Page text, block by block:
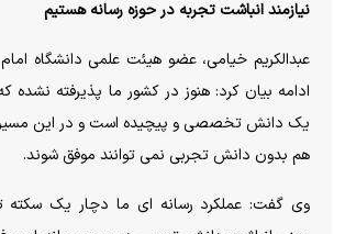
نیازمند انباشت تجربه در حوزه رسانه هستیم
عبدالکریم خیامی، عضو هیئت علمی دانشگاه
ادامه بیان کرد: هنوز در کشور ما پذیرفته نشده
یک دانش تخصصی و پیچیده است و در این مسیر
هم بدون دانش تجربی نمی توانند موفق شوند.
وی گفت: عملکرد رسانه ای ما دچار یک سکته